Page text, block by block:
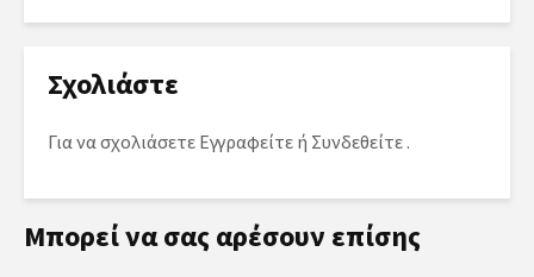
Σχολιάστε
Για να σχολιάσετε Εγγραφείτε ή Συνδεθείτε .
Μπορεί να σας αρέσουν επίσης